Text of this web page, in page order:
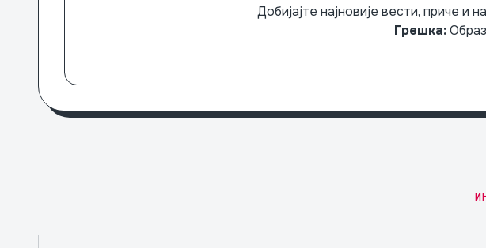
Добијајте најновије вести, приче и
Грешка: